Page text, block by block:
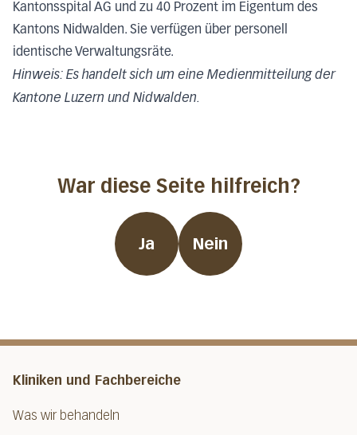
Kantonsspital AG und zu 40 Prozent im Eigentum des
Kantons Nidwalden. Sie verfügen über personell
identische Verwaltungsräte.
Hinweis: Es handelt sich um eine Medienmitteilung der
Kantone Luzern und Nidwalden.
War diese Seite hilfreich?
Ja Nein
Kliniken und Fachbereiche
Was wir behandeln